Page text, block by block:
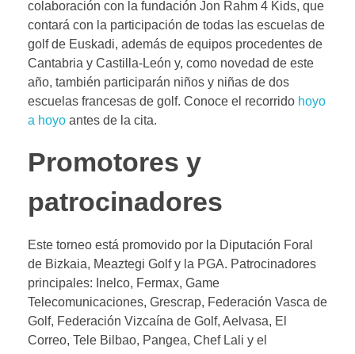
colaboración con la fundación Jon Rahm 4 Kids, que
contará con la participación de todas las escuelas de
golf de Euskadi, además de equipos procedentes de
Cantabria y Castilla-León y, como novedad de este
año, también participarán niños y niñas de dos
escuelas francesas de golf. Conoce el recorrido hoyo
a hoyo antes de la cita.
Promotores y
patrocinadores
Este torneo está promovido por la Diputación Foral
de Bizkaia, Meaztegi Golf y la PGA. Patrocinadores
principales: Inelco, Fermax, Game
Telecomunicaciones, Grescrap, Federación Vasca de
Golf, Federación Vizcaína de Golf, Aelvasa, El
Correo, Tele Bilbao, Pangea, Chef Lali y el